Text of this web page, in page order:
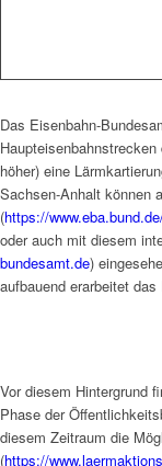
Das Eisenbahn-
höher) eine
Sachsen-Anhalt können
(https://
oder auch mit diesem
bundesamt.de)
aufbauend erarbeitet
Vor diesem Hintergrund
Phase der
diesem Zeitraum die
(https://